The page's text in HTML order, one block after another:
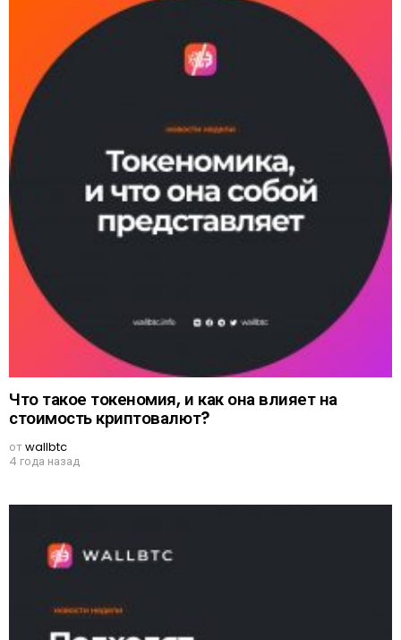
Что такое токеномия, и как она влияет на
стоимость криптовалют?
отwallbtc
4 года назад